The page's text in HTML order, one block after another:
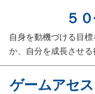
５
自身を動機づける目
か、自分を成長させる
ゲームアセ